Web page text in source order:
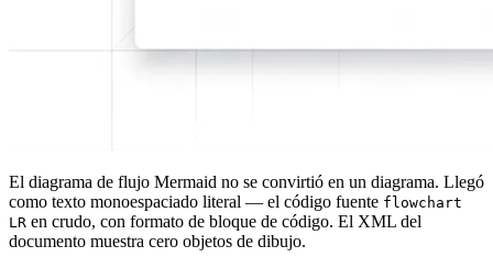
El diagrama de flujo Mermaid no se convirtió en un diagrama. Llegó
como texto monoespaciado literal — el código fuente flowchart
LR en crudo, con formato de bloque de código. El XML del
documento muestra cero objetos de dibujo.